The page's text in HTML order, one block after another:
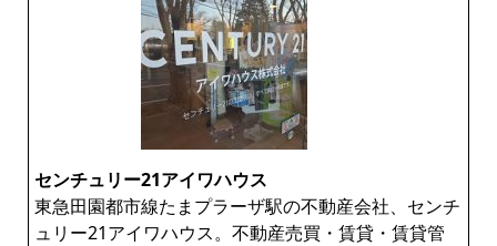
センチュリー21アイワハウス
東急田園都市線たまプラーザ駅の不動産会社、センチ
ュリー21アイワハウス。不動産売買・賃貸・賃貸管